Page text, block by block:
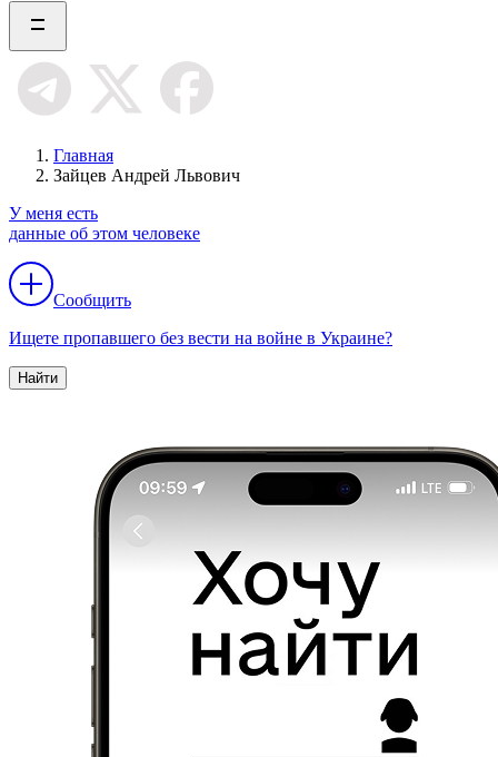
Главная
Зайцев Андрей Львович
У меня есть
данные об этом человеке
Сообщить
Ищете пропавшего без вести на войне в Украине?
Найти